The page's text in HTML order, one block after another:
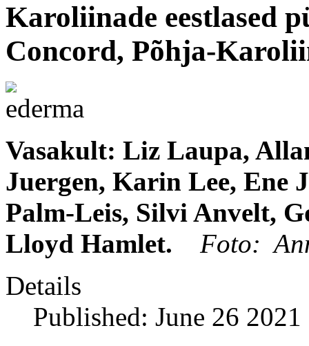
Karoliinade eestlased
Concord, Põhja-
Vasakult: Liz Laupa,
Juergen, Karin Lee, Ene
Palm-Leis, Silvi Anvelt,
Lloyd Hamlet.
Foto:
Details
Published: June 26 2021